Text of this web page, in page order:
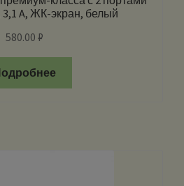
A, ЖК-экран, белый
580.00₽